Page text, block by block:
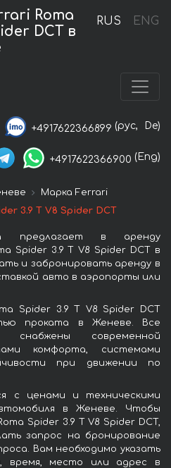
RUS ENG
Roma
DCT в
+4917622366899 (рус, De)
+4917622366900 (Eng)
Марка Ferrari
3.9 T V8 Spider DCT
предлагает в аренду
Spider 3.9 T V8 Spider DCT в
и забронировать аренду в
авто в аэропорты или
Spider 3.9 T V8 Spider DCT
проката в Женеве. Все
снабжены современной
комфорта, системами
при движении по
с ценами и техническими
в Женеве. Чтобы
Spider 3.9 T V8 Spider DCT,
запрос на бронирование
Вам необходимо указать
время, место или адрес в